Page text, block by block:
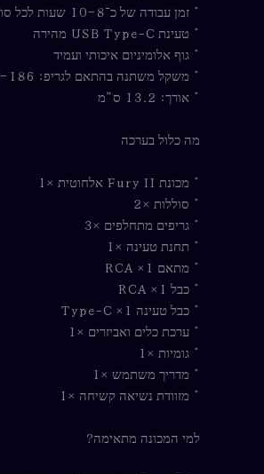
* זמן עבודה של כ־8–10 שעות לכל סוללה
* טעינת USB Type-C מהירה
* גוף אלומיניום איכותי ועמיד
* משקל משתנה בהתאם לגריפ: 186–255 גרם
* אורך: 13.2 ס”מ
מה כלול בערכה
* מכונת Fury II אלחוטית ×1
* סוללות ×2
* גריפים מתחלפים ×3
* תחנת טעינה ×1
* מתאם RCA ×1
* כבל RCA ×1
* כבל טעינה Type-C ×1
* ערכת כלים ואביזרים ×1
* גומיות ×1
* מדריך משתמש ×1
* מזוודת נשיאה קשיחה ×1
למי המכונה מתאימה?